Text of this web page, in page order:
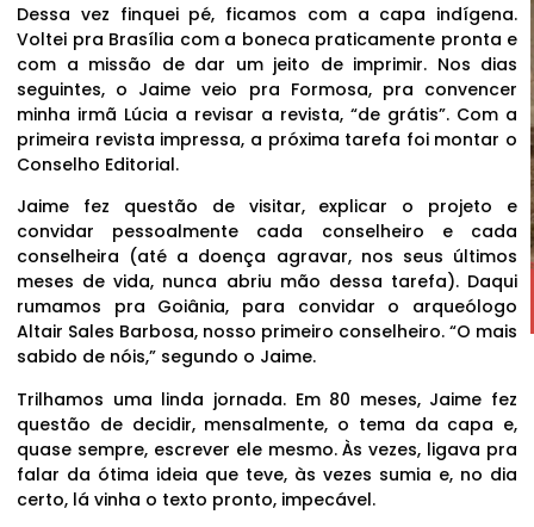
Dessa vez finquei pé, ficamos com a capa indígena.
Voltei pra Brasília com a boneca praticamente pronta e
com a missão de dar um jeito de imprimir. Nos dias
seguintes, o Jaime veio pra Formosa, pra convencer
minha irmã Lúcia a revisar a revista, “de grátis”. Com a
primeira revista impressa, a próxima tarefa foi montar o
Conselho Editorial.
Jaime fez questão de visitar, explicar o projeto e
convidar pessoalmente cada conselheiro e cada
conselheira (até a doença agravar, nos seus últimos
meses de vida, nunca abriu mão dessa tarefa). Daqui
rumamos pra Goiânia, para convidar o arqueólogo
Altair Sales Barbosa, nosso primeiro conselheiro. “O mais
sabido de nóis,” segundo o Jaime.
Trilhamos uma linda jornada. Em 80 meses, Jaime fez
questão de decidir, mensalmente, o tema da capa e,
quase sempre, escrever ele mesmo. Às vezes, ligava pra
falar da ótima ideia que teve, às vezes sumia e, no dia
certo, lá vinha o texto pronto, impecável.